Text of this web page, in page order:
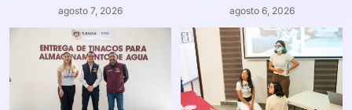
agosto 7, 2026 agosto 6, 2026